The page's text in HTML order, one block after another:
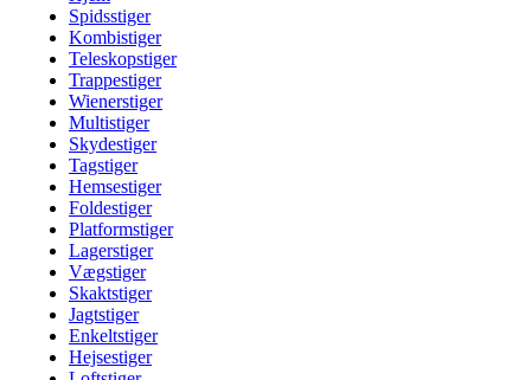
Spidsstiger
Kombistiger
Teleskopstiger
Trappestiger
Wienerstiger
Multistiger
Skydestiger
Tagstiger
Hemsestiger
Foldestiger
Platformstiger
Lagerstiger
Vægstiger
Skaktstiger
Jagtstiger
Enkeltstiger
Hejsestiger